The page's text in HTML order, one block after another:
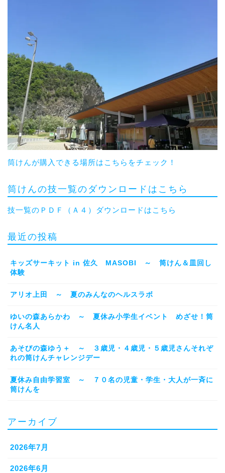
筒けんが購入できる場所はこちらをチェック！
筒けんの技一覧のダウンロードはこちら
技一覧のＰＤＦ（Ａ４）ダウンロードはこちら
最近の投稿
キッズサーキット in 佐久 MASOBI ～ 筒けん＆皿回し
体験
アリオ上田 ～ 夏のみんなのヘルスラボ
ゆいの森あらかわ ～ 夏休み小学生イベント めざせ！筒
けん名人
あそびの森ゆう＋ ～ ３歳児・４歳児・５歳児さんそれぞ
れの筒けんチャレンジデー
夏休み自由学習室 ～ ７０名の児童・学生・大人が一斉に
筒けんを
アーカイブ
2026年7月
2026年6月